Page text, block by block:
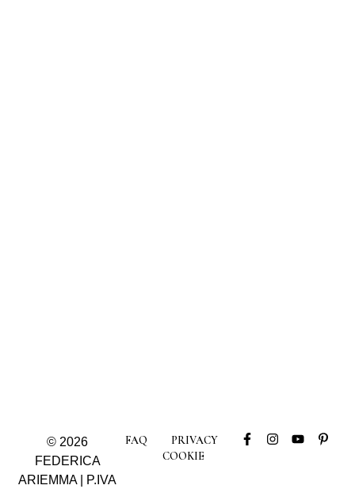
© 2026
FEDERICA
ARIEMMA | P.IVA
FAQ
PRIVACY
COOKIE